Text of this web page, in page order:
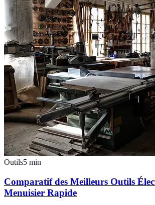
Outils5 min
Comparatif des Meilleurs Outils
Menuisier Rapide